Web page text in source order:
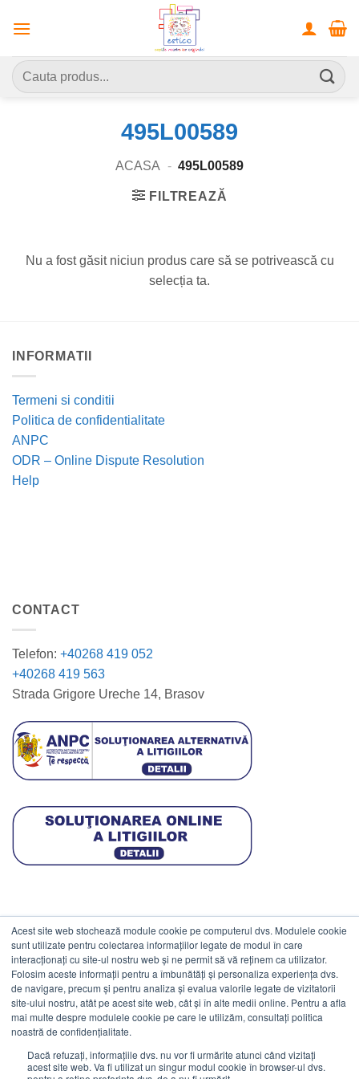
Acest site web stochează module cookie pe computerul dvs. Modulele cookie
sunt utilizate pentru colectarea informațiilor legate de modul în care
interacționați cu site-ul nostru web și ne permit să vă reținem ca utilizator.
Folosim aceste informații pentru a îmbunătăți și personaliza experiența dvs.
de navigare, precum și pentru analiza și evalua valorile legate de vizitatorii
site-ului nostru, atât pe acest site web, cât și în alte medii online. Pentru a afla
mai multe despre modulele cookie pe care le utilizăm, consultați politica
noastră de confidențialitate.
Dacă refuzați, informațiile dvs. nu vor fi urmărite atunci când vizitați
acest site web. Va fi utilizat un singur modul cookie în browser-ul dvs.
Caută
după:
495L00589
ACASA - 495L00589
FILTREAZĂ
Nu a fost găsit niciun produs care să se potrivească cu
selecția ta.
INFORMATII
Termeni si conditii
Politica de confidentialitate
ANPC
ODR – Online Dispute Resolution
Help
CONTACT
Telefon: +40268 419 052
+40268 419 563
Strada Grigore Ureche 14, Brasov
DATE COMERCIALE
ESTICO S.R.L.
CIF: RO1094402.
Reg.Com: J08/469/1991.